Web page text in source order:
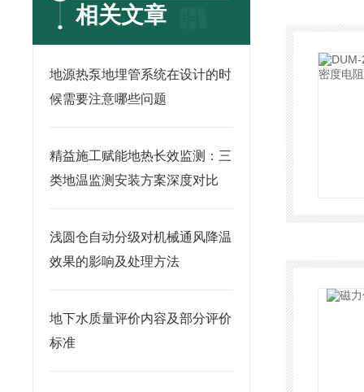
相关文章
地源热泵地埋管系统在设计的时
候需要注意哪些问题
精益施工赋能地热长效监测：三
类地温监测安装方案深度对比
浅圆仓自动分级对机械通风降温
效果的影响及处理方法
地下水质量评价内容及部分评价
标准